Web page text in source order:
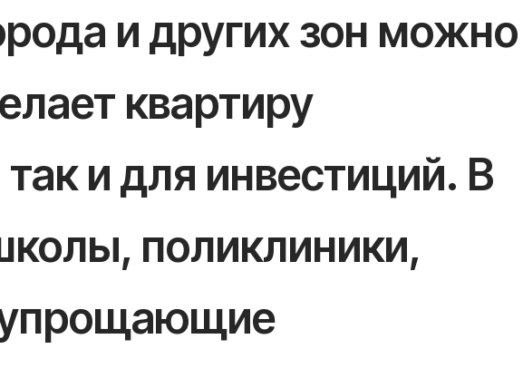
и других зон можно
квартиру
и для инвестиций. В
поликлиники,
упрощающие